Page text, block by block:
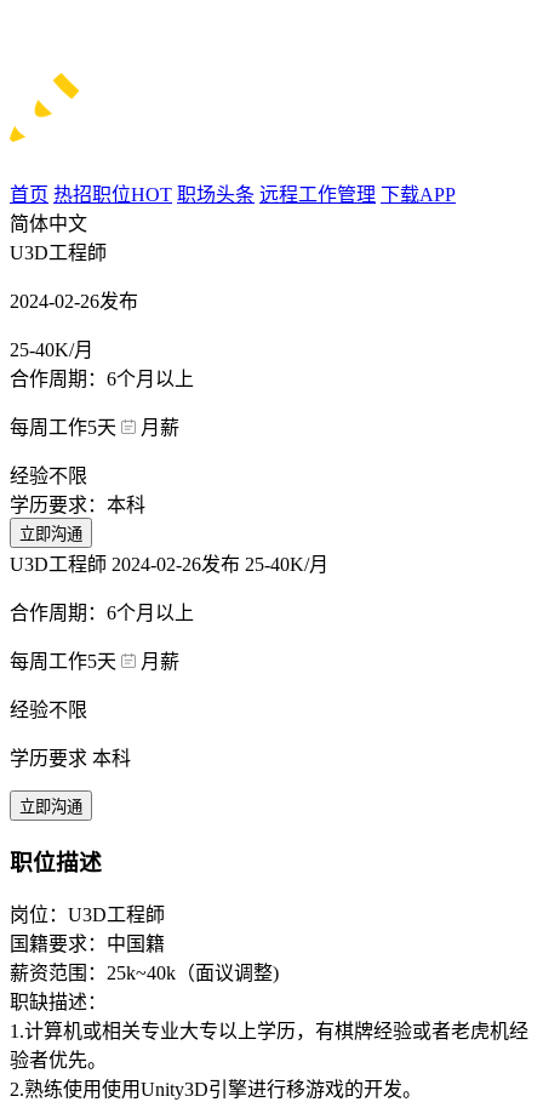
首页 热招职位HOT 职场头条 远程工作管理 下载APP
简体中文
U3D工程師
2024-02-26发布
25-40K/月
合作周期：6个月以上
每周工作5天 月薪
经验不限
学历要求：本科
立即沟通
U3D工程師 2024-02-26发布 25-40K/月
合作周期：6个月以上
每周工作5天 月薪
经验不限
学历要求 本科
立即沟通
职位描述
岗位：U3D工程師
国籍要求：中国籍
薪资范围：25k~40k（面议调整)
职缺描述：
1.计算机或相关专业大专以上学历，有棋牌经验或者老虎机经
验者优先。
2.熟练使用使用Unity3D引擎进行移游戏的开发。